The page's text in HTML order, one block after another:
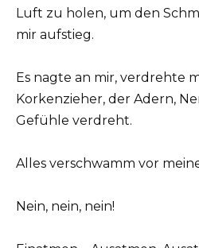
Luft zu holen, um den
mir aufstieg.
Es nagte an mir, verdrehte
Korkenzieher, der Adern,
Gefühle verdreht.
Alles verschwamm vor
Nein, nein, nein!